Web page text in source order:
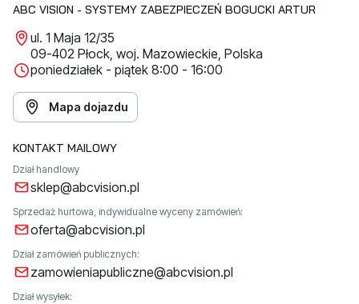
ABC VISION - SYSTEMY ZABEZPIECZEŃ BOGUCKI ARTUR
ul. 1 Maja 12/35
09-402 Płock, woj. Mazowieckie, Polska
poniedziałek - piątek 8:00 - 16:00
Mapa dojazdu
KONTAKT MAILOWY
Dział handlowy
sklep@abcvision.pl
Sprzedaż hurtowa, indywidualne wyceny zamówień:
oferta@abcvision.pl
Dział zamówień publicznych:
zamowieniapubliczne@abcvision.pl
Dział wysyłek: